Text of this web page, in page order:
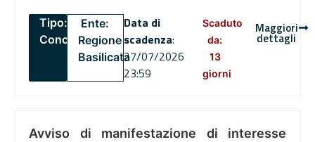
Tipo:
Concorsi
Ente:
Regione
Basilicata
Data di
scadenza:
27/07/2026
23:59
Scaduto
da:
13
giorni
Maggiori
dettagli
Avviso di manifestazione di interesse